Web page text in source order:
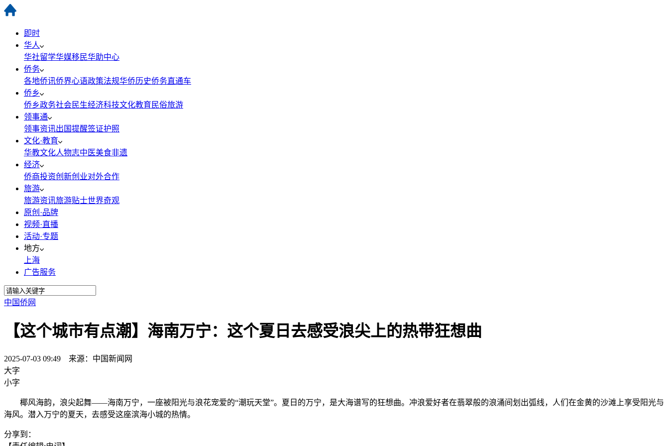
即时
华人
华社留学华媒移民华助中心
侨务
各地侨讯侨界心语政策法规华侨历史侨务直通车
侨乡
侨乡政务社会民生经济科技文化教育 民俗旅游
领事通
领事资讯出国提醒签证护照
文化·教育
华教文化人物志中医美食非遗
经济
侨商投资创新创业对外合作
旅游
旅游资讯旅游贴士世界奇观
原创·品牌
视频·直播
活动·专题
地方
上海
广告服务
中国侨网
【这个城市有点潮】海南万宁：这个夏日去感受浪尖上的热带狂想曲
2025-07-03 09:49 来源：中国新闻网
大字
小字
椰风海韵，浪尖起舞——海南万宁，一座被阳光与浪花宠爱的“潮玩天堂”。夏日的万宁，是大海谱写的狂想曲。冲浪爱好者在翡翠般的浪涌间划出弧线，人们在金黄的沙滩上享受阳光与
海风。潜入万宁的夏天，去感受这座滨海小城的热情。
分享到：